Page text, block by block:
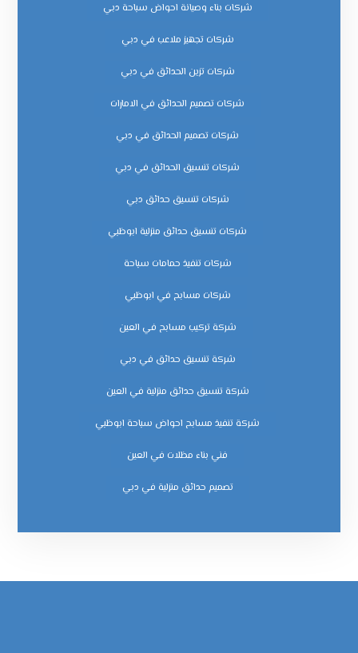
شركات بناء وصيانة احواض سباحة دبي
شركات تجهيز ملاعب في دبي
شركات تزين الحدائق في دبي
شركات تصميم الحدائق في الامارات
شركات تصميم الحدائق في دبي
شركات تنسيق الحدائق في دبي
شركات تنسيق حدائق دبي
شركات تنسيق حدائق منزلية ابوظبي
شركات تنفيذ حمامات سباحة
شركات مسابح في ابوظبي
شركة تركيب مسابح في العين
شركة تنسيق حدائق في دبي
شركة تنسيق حدائق منزلية في العين
شركة تنفيذ مسابح احواض سباحة ابوظبي
فني بناء مظلات في العين
‏تصميم حدائق منزلية في دبي